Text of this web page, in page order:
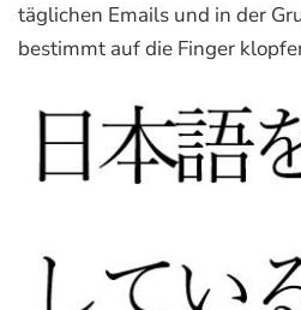
täglichen Emails und in der
bestimmt auf die Finger